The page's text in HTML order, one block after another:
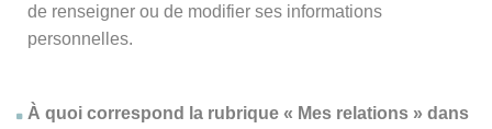
de renseigner ou de modifier ses informations
personnelles.
À quoi correspond la rubrique « Mes relations » dans